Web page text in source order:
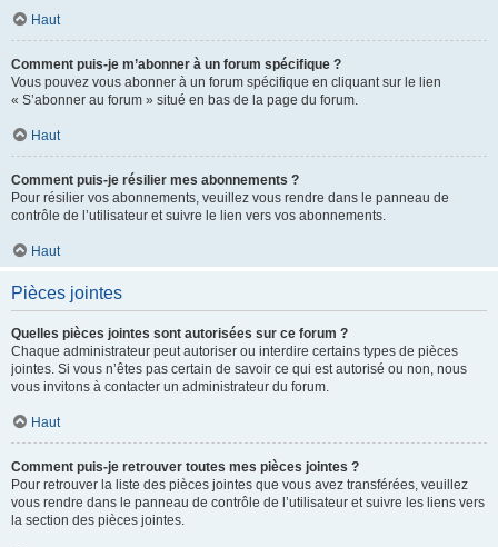
Haut
Comment puis-je m’abonner à un forum spécifique ?
Vous pouvez vous abonner à un forum spécifique en cliquant sur le lien
« S’abonner au forum » situé en bas de la page du forum.
Haut
Comment puis-je résilier mes abonnements ?
Pour résilier vos abonnements, veuillez vous rendre dans le panneau de
contrôle de l’utilisateur et suivre le lien vers vos abonnements.
Haut
Pièces jointes
Quelles pièces jointes sont autorisées sur ce forum ?
Chaque administrateur peut autoriser ou interdire certains types de pièces
jointes. Si vous n’êtes pas certain de savoir ce qui est autorisé ou non, nous
vous invitons à contacter un administrateur du forum.
Haut
Comment puis-je retrouver toutes mes pièces jointes ?
Pour retrouver la liste des pièces jointes que vous avez transférées, veuillez
vous rendre dans le panneau de contrôle de l’utilisateur et suivre les liens vers
la section des pièces jointes.